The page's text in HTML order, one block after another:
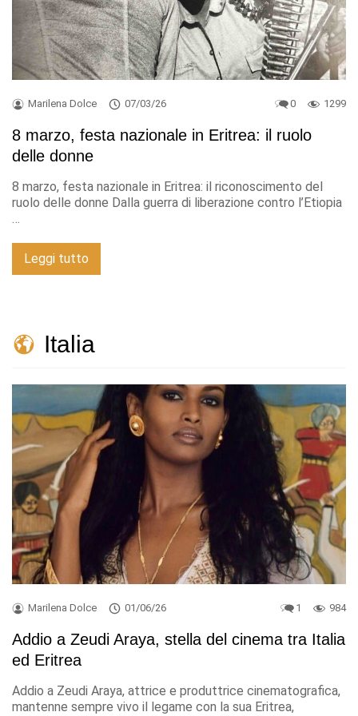
Marilena Dolce 07/03/26 0 1299
8 marzo, festa nazionale in Eritrea: il ruolo
delle donne
8 marzo, festa nazionale in Eritrea: il riconoscimento del
ruolo delle donne Dalla guerra di liberazione contro l’Etiopia
…
Leggi tutto
Italia
Marilena Dolce 01/06/26 1 984
Addio a Zeudi Araya, stella del cinema tra Italia
ed Eritrea
Addio a Zeudi Araya, attrice e produttrice cinematografica,
mantenne sempre vivo il legame con la sua Eritrea,